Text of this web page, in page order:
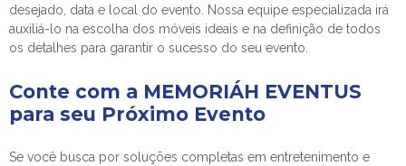
desejado, data e local do evento. Nossa equipe especializada irá
auxiliá-lo na escolha dos móveis ideais e na definição de todos
os detalhes para garantir o sucesso do seu evento.
Conte com a MEMORIÁH EVENTUS
para seu Próximo Evento
Se você busca por soluções completas em entretenimento e